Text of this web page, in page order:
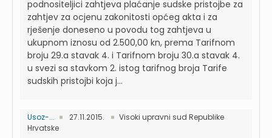
podnositeljici zahtjeva plaćanje sudske pristojbe za
zahtjev za ocjenu zakonitosti općeg akta i za
rješenje doneseno u povodu tog zahtjeva u
ukupnom iznosu od 2.500,00 kn, prema Tarifnom
broju 29.a stavak 4. i Tarifnom broju 30.a stavak 4.
u svezi sa stavkom 2. istog tarifnog broja Tarife
sudskih pristojbi koja j...
Usoz-... 27.11.2015.
Visoki upravni sud Republike
Hrvatske